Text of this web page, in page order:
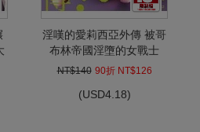
淫嘆的愛莉西亞外傳 被哥
布林帝國淫墮的女戰士
(全)
NT$140 90折 NT$126
(USD4.18)